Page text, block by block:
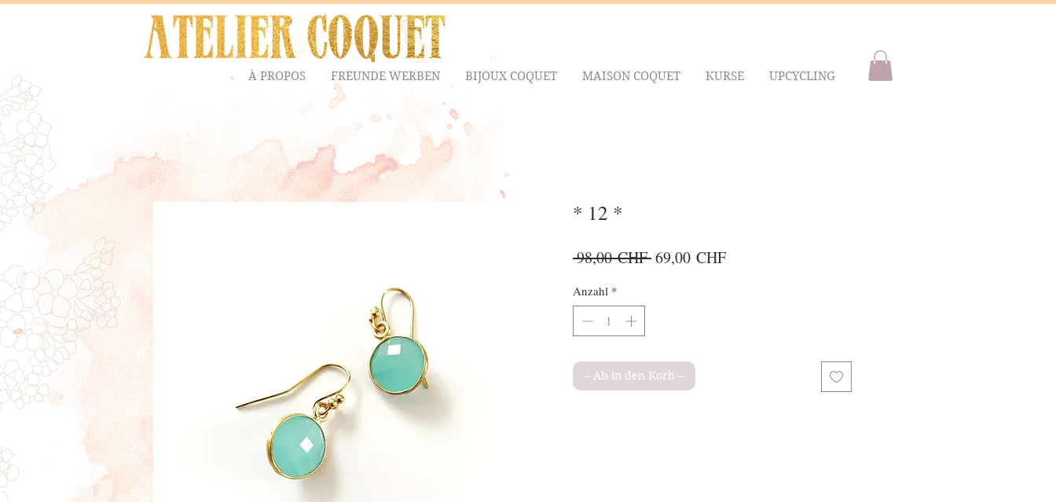
À PROPOS FREUNDE WERBEN BIJOUX COQUET MAISON COQUET KURSE UPCYCLING
* 12 *
98,00 CHF Standardpreis
69,00 CHFSale-
Anzahl *
– Ab in den Korb –